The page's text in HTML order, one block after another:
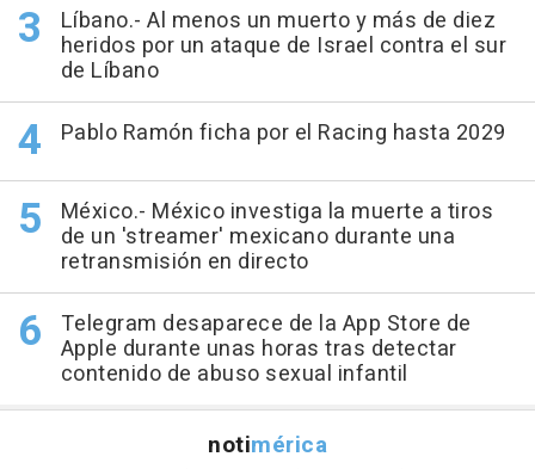
Líbano.- Al menos un muerto y más de diez
heridos por un ataque de Israel contra el sur
de Líbano
Pablo Ramón ficha por el Racing hasta 2029
México.- México investiga la muerte a tiros
de un 'streamer' mexicano durante una
retransmisión en directo
Telegram desaparece de la App Store de
Apple durante unas horas tras detectar
contenido de abuso sexual infantil
notimérica